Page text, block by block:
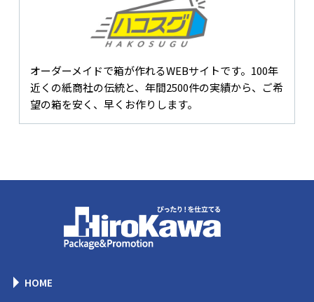
オーダーメイドで箱が作れるWEBサイトです。100年
近くの紙商社の伝統と、年間2500件の実績から、ご希
望の箱を安く、早くお作りします。
HOME